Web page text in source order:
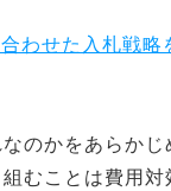
わせた入札戦
のかをあらか
むことは費用